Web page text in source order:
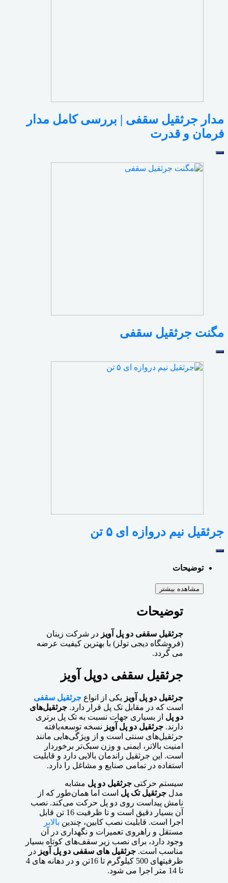
مدار جرثقیل سقفی | بررسی کامل مدار
فرمان و قدرت
مگنت جرثقیل سقفی
جرثقیل نیم دروازه ای ۵ تن
توضیحات
مشاهده بیشتر
توضیحات
جرثقیل سقفی دو پل آویز در شرکت زینان
(فروشگاه دیجی تولز) با بهترین کیفیت عرضه
می گردد.
جرثقیل سقفی دوپل آویز
جرثقیل دو پل آویز یکی از انواع جرثقیل سقفی
است که در مقابل تک پل قرار دارد. جرثقیل‌های
دو پل از بسیاری جهات نسبت به تک پل برتری
دارند. جرثقیل دو پل آویز نسخه توسعه‌یافته
جرثقیل‌های سنتی است و از ویژگی‌هایی مانند
امنیت بالاتر، ایمنی و وزن سبک‌تر برخوردار
است. این جرثقیل راندمان بالایی دارد و قابلیت
استفاده در تمامی صنایع و مشاغل را دارد.
سیستم حرکتی جرثقیل دو پل مشابه
مدل جرثقیل تک پل است اما همان‌طور که از
نامش پیداست روی دو پل حرکت می‌کند. نصب
آن بسیار دقیق است و تا ظرفیت 16 تن قابل
اجرا است. قابلیت نصب کابین، چندین بالابر
مستقل و راهروی تعمیرات و نگهداری در آن
وجود دارد، برای نصب زیر سقف‌های کوتاه بسیار
مناسب است. جرثقیل های سقفی دو پل آویز در
ظرفیتهای 500 کیلوگرم تا 16تن و در دهانه های 4
تا 14 متر اجرا می شود.